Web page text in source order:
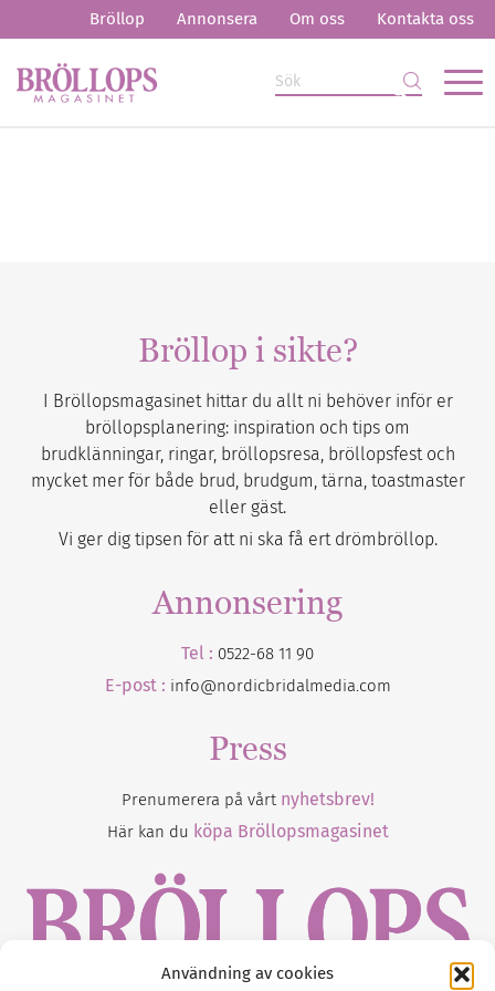
Användning av cookies
Bröllop Annonsera Om oss Kontakta oss
Bröllop i sikte?
I Bröllopsmagasinet hittar du allt ni behöver inför er
bröllopsplanering: inspiration och tips om
brudklänningar, ringar, bröllopsresa, bröllopsfest och
mycket mer för både brud, brudgum, tärna, toastmaster
eller gäst.
Vi ger dig tipsen för att ni ska få ert drömbröllop.
Annonsering
Tel : 0522-68 11 90
E-post : info@nordicbridalmedia.com
Press
Prenumerera på vårt nyhetsbrev!
Här kan du köpa Bröllopsmagasinet